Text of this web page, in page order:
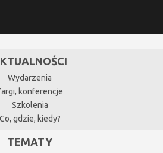
Wydarzenia
konferencje
Szkolenia
Co, gdzie, kiedy?
TEMATY